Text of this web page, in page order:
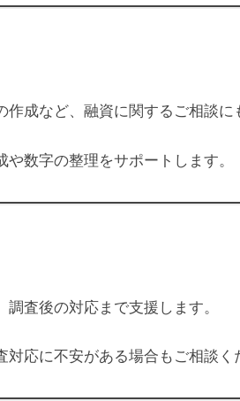
成など、融資に関するご相談に
数字の整理をサポートします。
査後の対応まで支援します。
応に不安がある場合もご相談く